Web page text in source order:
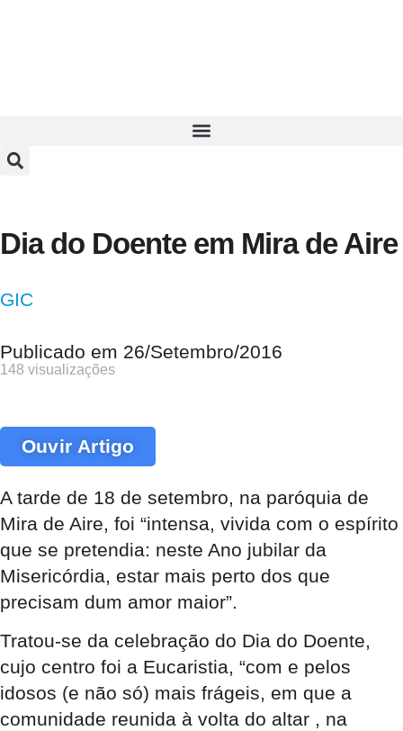
Dia do Doente em Mira de Aire
GIC
Publicado em 26/Setembro/2016
148 visualizações
Ouvir Artigo
A tarde de 18 de setembro, na paróquia de
Mira de Aire, foi “intensa, vivida com o espírito
que se pretendia: neste Ano jubilar da
Misericórdia, estar mais perto dos que
precisam dum amor maior”.
Tratou-se da celebração do Dia do Doente,
cujo centro foi a Eucaristia, “com e pelos
idosos (e não só) mais frágeis, em que a
comunidade reunida à volta do altar , na